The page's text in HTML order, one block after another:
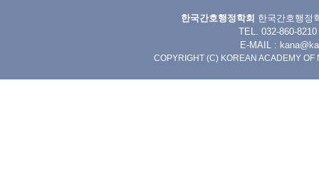
한국간호행정학회 한국간호행정
TEL. 032-860-
E-MAIL :
COPYRIGHT (C) KOREAN ACADEMY